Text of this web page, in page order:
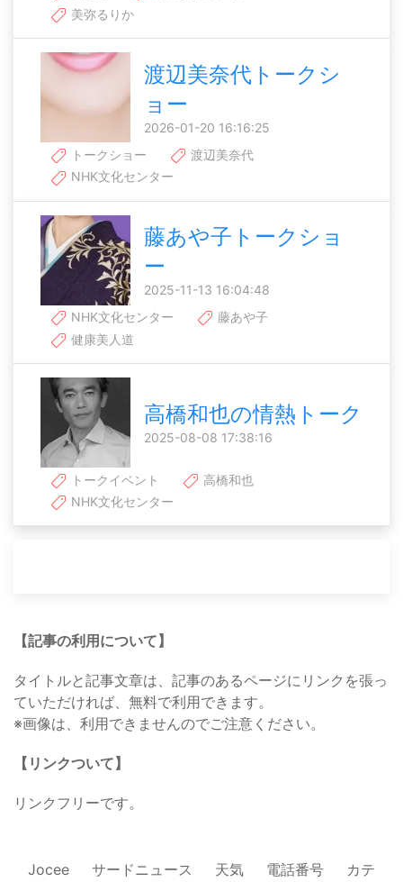
美弥るりか
渡辺美奈代トークシ
ョー
2026-01-20 16:16:25
トークショー
渡辺美奈代
NHK文化センター
藤あや子トークショ
ー
2025-11-13 16:04:48
NHK文化センター
藤あや子
健康美人道
高橋和也の情熱トーク
2025-08-08 17:38:16
トークイベント
高橋和也
NHK文化センター
【記事の利用について】
タイトルと記事文章は、記事のあるページにリンクを張っ
ていただければ、無料で利用できます。
※画像は、利用できませんのでご注意ください。
【リンクついて】
リンクフリーです。
Jocee サードニュース 天気 電話番号 カテ